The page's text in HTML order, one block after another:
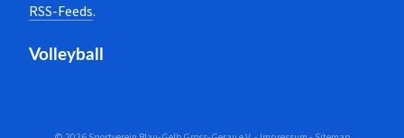
RSS-Feeds.
Volleyball